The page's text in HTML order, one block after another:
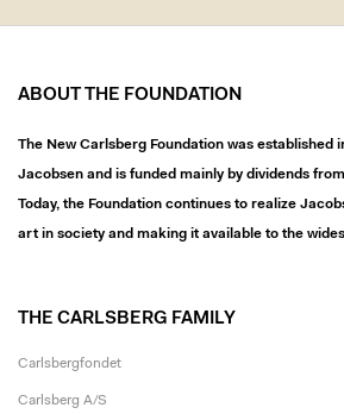
ABOUT THE FOUNDATION
The New Carlsberg Foundation was established
Jacobsen and is funded mainly by dividends
Today, the Foundation continues to realize
art in society and making it available to the
THE CARLSBERG FAMILY
Carlsbergfondet
Carlsberg A/S